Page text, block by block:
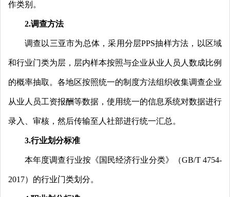
作类别 。
2.调查方法
调查以三亚市为总体 ，采用分层PPS抽样方法 ， 以区域
和行业门类为层 ， 层内样本按照与企业从业人员人数成比例
的概率抽取 。 各地区按照统一的制度方法组织收集调查企业
从业人员工资报酬等数据 ， 使用统一的信息系统对数据进行
录入 审核 ， 然后传输至人社部进行统一汇总 。
3.行业划分标准
本年度调查行业按《国民经济行业分类》（GB/T4754-
2017）的行业门类划分。